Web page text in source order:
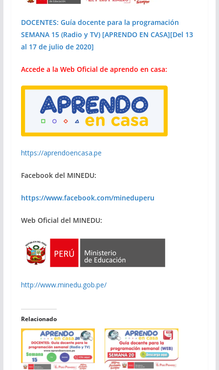
DOCENTES: Guía docente para la programación
SEMANA 15 (Radio y TV) [APRENDO EN CASA][Del 13
al 17 de julio de 2020]
Accede a la Web Oficial de aprendo en casa:
https://aprendoencasa.pe
Facebook del MINEDU:
https://www.facebook.com/mineduperu
Web Oficial del MINEDU:
http://www.minedu.gob.pe/
Relacionado